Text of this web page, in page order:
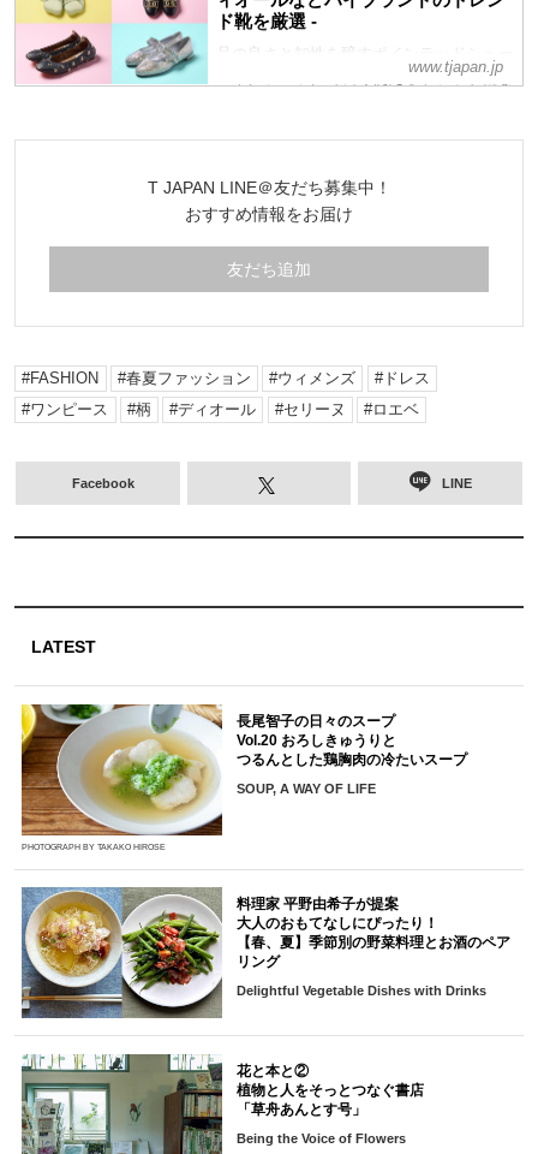
ド靴を厳選 -
品の良さと知性を醸すポインテッドシュー
ズやクラシックで長く使えるトラッド靴な
www.tjapan.jp
T JAPAN LINE＠友だち募集中！
おすすめ情報をお届け
友だち追加
FASHION 春夏ファッション ウィメンズ
ドレス
ワンピース
柄 ディオール セリーヌ ロエベ
Facebook LINE
LATEST
PHOTOGRAPH BY TAKAKO HIROSE
長尾智子の日々のスープ
Vol.20 おろしきゅうりと
つるんとした鶏胸肉の冷たいスープ
SOUP, A WAY OF LIFE
料理家 平野由希子が提案
大人のおもてなしにぴったり！
【春、夏】季節別の野菜料理とお酒のペア
リング
Delightful Vegetable Dishes with Drinks
花と本と②
植物と人をそっとつなぐ書店
「草舟あんとす号」
Being the Voice of Flowers